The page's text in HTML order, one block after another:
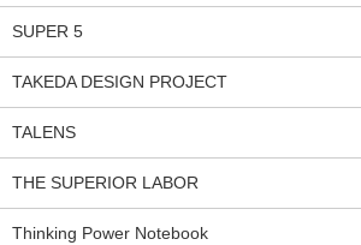
SUPER 5
TAKEDA DESIGN PROJECT
TALENS
THE SUPERIOR LABOR
Thinking Power Notebook